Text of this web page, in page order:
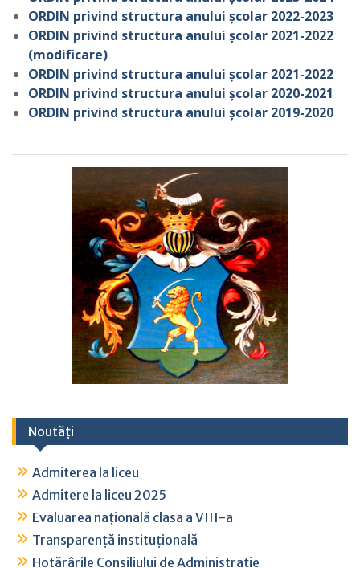
ORDIN privind structura anului școlar 2022-2023
ORDIN privind structura anului școlar 2021-2022
(modificare)
ORDIN privind structura anului școlar 2021-2022
ORDIN privind structura anului școlar 2020-2021
ORDIN privind structura anului școlar 2019-2020
Noutăți
Admiterea la liceu
Admitere la liceu 2025
Evaluarea națională clasa a VIII-a
Transparență instituțională
Hotărârile Consiliului de Administrație